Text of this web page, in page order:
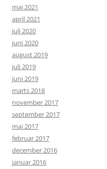
maj 2021
april 2021
juli 2020
juni 2020
august 2019
juli 2019
juni 2019
marts 2018
november 2017
september 2017
maj 2017
februar 2017
december 2016
januar 2016